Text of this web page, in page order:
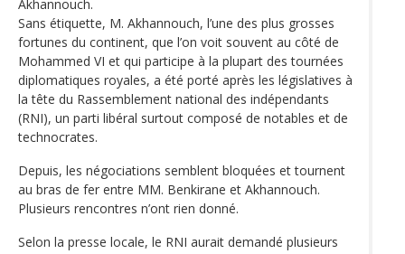
Akhannouch.
Sans étiquette, M. Akhannouch, l’une des plus grosses
fortunes du continent, que l’on voit souvent au côté de
Mohammed VI et qui participe à la plupart des tournées
diplomatiques royales, a été porté après les législatives à
la tête du Rassemblement national des indépendants
(RNI), un parti libéral surtout composé de notables et de
technocrates.
Depuis, les négociations semblent bloquées et tournent
au bras de fer entre MM. Benkirane et Akhannouch.
Plusieurs rencontres n’ont rien donné.
Selon la presse locale, le RNI aurait demandé plusieurs